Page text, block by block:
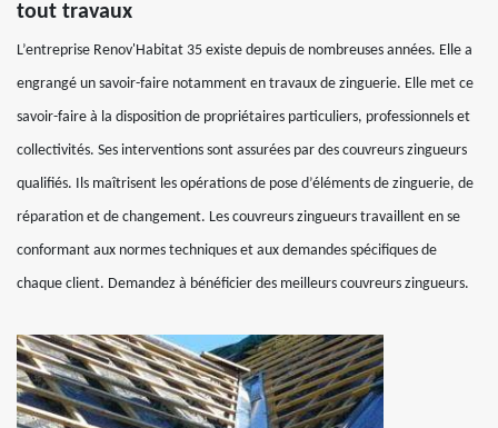
tout travaux
L’entreprise Renov'Habitat 35 existe depuis de nombreuses années. Elle a
engrangé un savoir-faire notamment en travaux de zinguerie. Elle met ce
savoir-faire à la disposition de propriétaires particuliers, professionnels et
collectivités. Ses interventions sont assurées par des couvreurs zingueurs
qualifiés. Ils maîtrisent les opérations de pose d’éléments de zinguerie, de
réparation et de changement. Les couvreurs zingueurs travaillent en se
conformant aux normes techniques et aux demandes spécifiques de
chaque client. Demandez à bénéficier des meilleurs couvreurs zingueurs.